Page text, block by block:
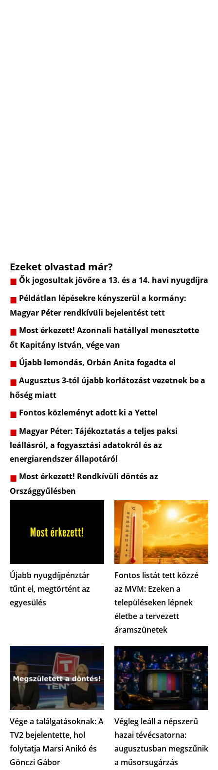
Ezeket olvastad már?
Ők jogosultak jövőre a 13. és a 14. havi nyugdíjra
Példátlan lépésekre kényszerül a kormány:
Magyar Péter rendkívüli bejelentést tett
Most érkezett! Azonnali hatállyal menesztette
őt Kapitány István, vége van
Újabb lemondás, Orbán Anita fogadta el
Augusztus 3-tól újabb korlátozást vezetnek be a
hőség miatt
Fontos közleményt adott ki a Yettel
Magyar Péter: Tájékoztatás a teljes paksi
leállásról, a fogyasztási adatokról és az
energiarendszer állapotáról
Most érkezett! Rendkívüli döntés az
Országgyűlésben
Újabb nyugdíjpénztár
tűnt el, megtörtént az
egyesülés
Fontos listát tett közzé
az MVM: Ezeken a
településeken lépnek
életbe a tervezett
áramszünetek
Vége a találgatásoknak: A
TV2 bejelentette, hol
folytatja Marsi Anikó és
Gönczi Gábor
Végleg leáll a népszerű
hazai tévécsatorna:
augusztusban megszűnik
a műsorsugárzás